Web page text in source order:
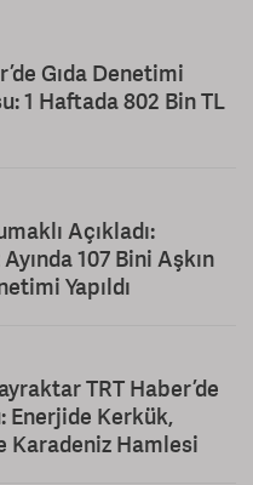
Gıda Denetimi
1 Haftada 802 Bin TL
Açıkladı:
107 Bini Aşkın
Yapıldı
TRT Haber’de
Enerjide Kerkük,
Karadeniz Hamlesi